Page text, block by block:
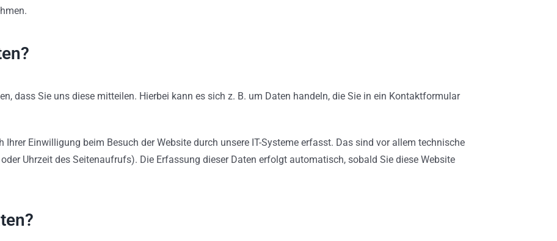
dass Sie uns diese mitteilen. Hierbei kann es sich z. B. um Daten handeln, die Sie in ein Kontaktformular
Einwilligung beim Besuch der Website durch unsere IT-Systeme erfasst. Das sind vor allem technische
Uhrzeit des Seitenaufrufs). Die Erfassung dieser Daten erfolgt automatisch, sobald Sie diese Website